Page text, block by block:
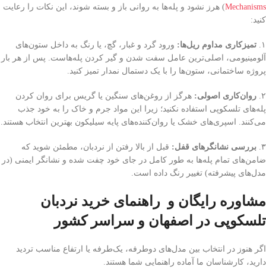
Mechanisms) هرز نشود و پله‌ها به روانی باز و بسته شوند، این نکات را رعایت
کنید:
۱. تمیزکاری مداوم ریل‌ها: ورود گرد و غبار، گچ، یا رنگ به داخل ستون‌های
آلومینیومی، اصلی‌ترین عامل سفت شدن و گیر کردن پله‌هاست. پس از هر بار
پروژه ساختمانی، ستون‌ها را با یک دستمال نمدار تمیز کنید.
۲. روان‌کاری اصولی: هرگز از روغن‌های سنگین یا گریس برای روان کردن
پله‌های تلسکوپی استفاده نکنید؛ زیرا این مواد جرم و خاک را به خود جذب
می‌کنند. اسپری‌های خشک یا روان‌کننده‌های پایه سیلیکون بهترین انتخاب هستند.
۳. بررسی نشانگرهای قفل: قبل از بالا رفتن از نردبان، مطمئن شوید که
ضامن‌های تمام پله‌ها به طور کامل در جای خود چفت شده و نشانگر ایمنی (در
مدل‌های پیشرفته) تغییر رنگ داده است.
مشاوره رایگان و راهنمای خرید نردبان
تلسکوپی در اصفهان و سراسر کشور
اگر هنوز در انتخاب بین مدل‌های دوطرفه، یک‌طرفه یا ارتفاع مناسب تردید
دارید، کارشناسان ما آماده راهنمایی شما هستند.